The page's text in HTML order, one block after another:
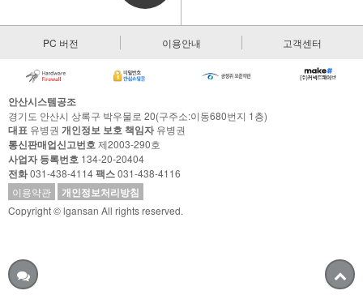
PC 버전 이용안내 고객센터
안산시스템공조
경기도 안산시 상록구 박우물로 20(구주소:이동680번지 1층)
대표 유병권 개인정보 보호 책임자유병권
통신판매업신고번호제2003-290호
사업자 등록번호 134-20-20404
전화031-438-4114팩스031-438-4116
이용약관
개인정보처리방침
Copyright © lgansan All rights reserved.